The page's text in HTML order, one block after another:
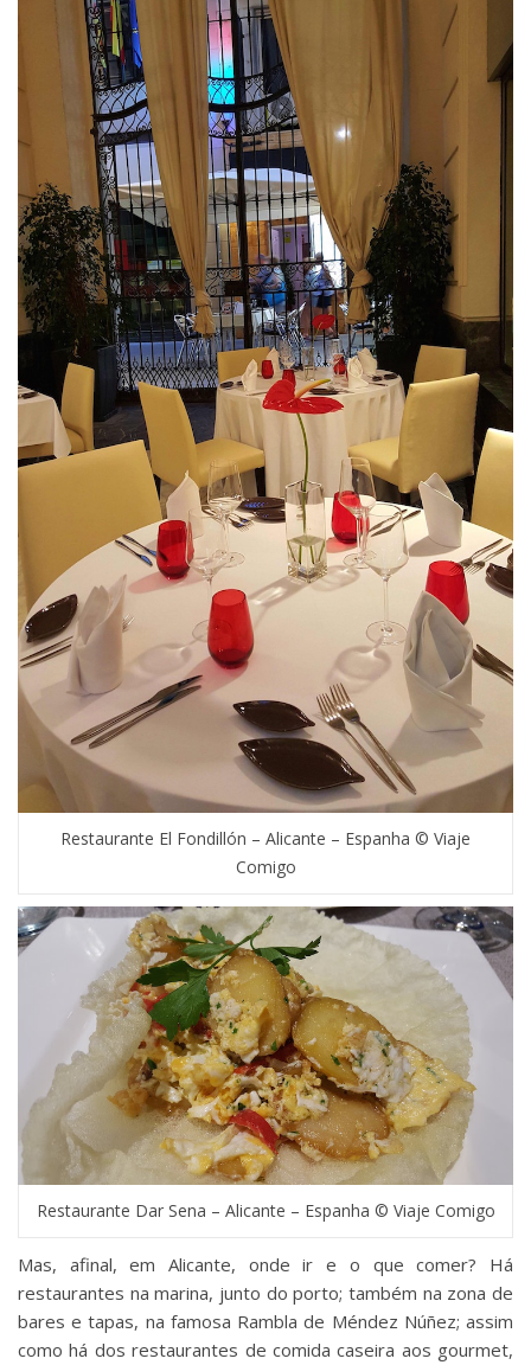
Restaurante El Fondillón – Alicante – Espanha © Viaje
Comigo
Restaurante Dar Sena – Alicante – Espanha © Viaje Comigo
Mas, afinal, em Alicante, onde ir e o que comer? Há
restaurantes na marina, junto do porto; também na zona de
bares e tapas, na famosa Rambla de Méndez Núñez; assim
como há dos restaurantes de comida caseira aos gourmet,